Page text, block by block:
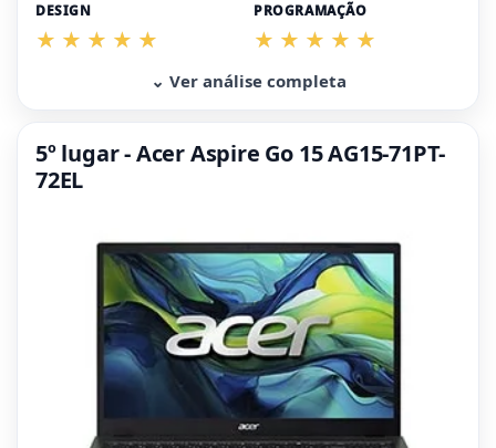
DESIGN PROGRAMAÇÃO
⌄ Ver análise completa
5º lugar - Acer Aspire Go 15 AG15-71PT-
72EL